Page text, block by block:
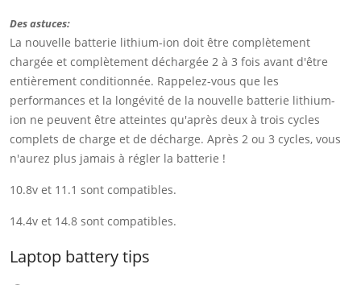
Des astuces:
La nouvelle batterie lithium-ion doit être complètement
chargée et complètement déchargée 2 à 3 fois avant d'être
entièrement conditionnée. Rappelez-vous que les
performances et la longévité de la nouvelle batterie lithium-
ion ne peuvent être atteintes qu'après deux à trois cycles
complets de charge et de décharge. Après 2 ou 3 cycles, vous
n'aurez plus jamais à régler la batterie !
10.8v et 11.1 sont compatibles.
14.4v et 14.8 sont compatibles.
Laptop battery tips